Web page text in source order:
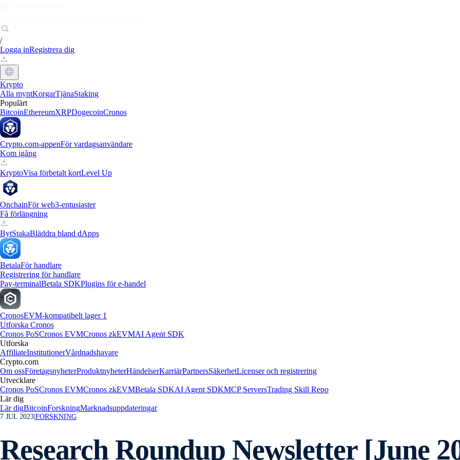
/
Logga inRegistrera dig
Krypto
Alla myntKorgarTjänaStaking
Populärt
BitcoinEthereumXRPDogecoinCronos
Crypto.com-appenFör vardagsanvändare
Kom igång
KryptoVisa förbetalt kortLevel Up
OnchainFör web3-entusiaster
Få förlängning
BytStakaBläddra bland dApps
BetalaFör handlare
Registrering för handlare
Pay-terminalBetala SDKPlugins för e-handel
CronosEVM-kompatibelt lager 1
Utforska Cronos
Cronos PoSCronos EVMCronos zkEVMAI Agent SDK
Utforska
AffiliateInstitutionerVårdnadshavare
Crypto.com
Om ossFöretagsnyheterProduktnyheterHändelserKarriärPartnersSäkerhetLicenser och registrering
Utvecklare
Cronos PoSCronos EVMCronos zkEVMBetala SDKAI Agent SDKMCP ServersTrading Skill Repo
Lär dig
Lär digBitcoinForskningMarknadsuppdateringar
7 JUL 2023 FORSKNING
Research Roundup Newsletter [June